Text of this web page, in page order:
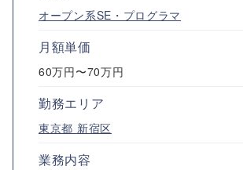
オープン系SE・プログラマ
月額単価
60万円〜70万円
勤務エリア
東京都 新宿区
業務内容